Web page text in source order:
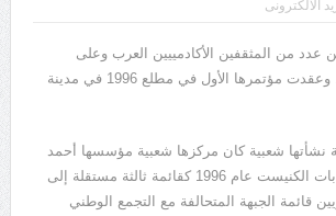
الالكترونى
عام 1955 من عدد من المثقفين الأكادمييين العرب وعلى
رأسهم أحمد الطيبي. وعقدت مؤتمرها الأول في مطلع 1996 في مدينة
نشأتها شعبية كان مركزها شعبية مؤسسها أحمد
الطيبي وخاضت انتخابات الكنيست عام 1996 كقائمة ثالثة مستقلة إلى
قائمة الجبهة المتحالفة مع التجمع الوطني